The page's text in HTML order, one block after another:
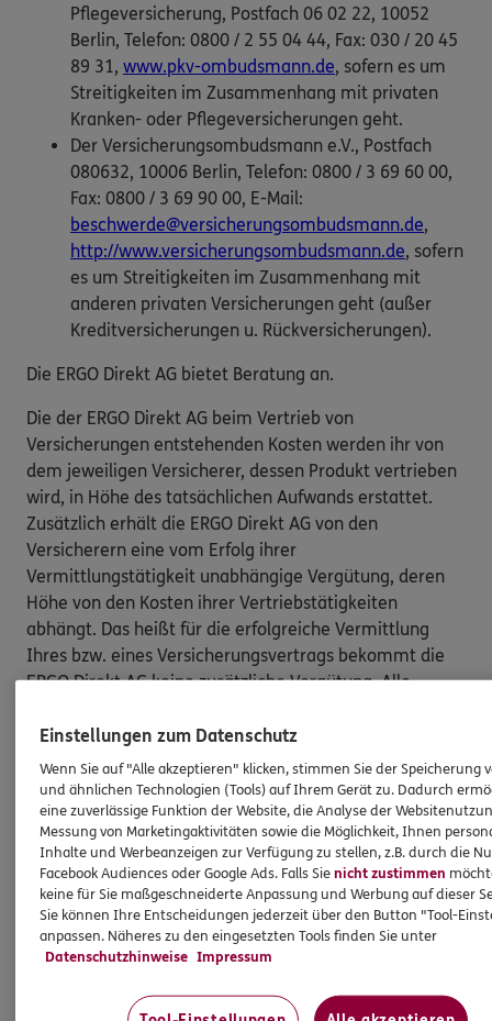
Pflegeversicherung, Postfach 06 02 22, 10052
Berlin, Telefon: 0800 / 2 55 04 44, Fax: 030 / 20 45
89 31, www.pkv-ombudsmann.de, sofern es um
Streitigkeiten im Zusammenhang mit privaten
Kranken- oder Pflegeversicherungen geht.
Der Versicherungsombudsmann e.V., Postfach
080632, 10006 Berlin, Telefon: 0800 / 3 69 60 00,
Fax: 0800 / 3 69 90 00, E-Mail:
beschwerde@versicherungsombudsmann.de,
http://www.versicherungsombudsmann.de, sofern
es um Streitigkeiten im Zusammenhang mit
anderen privaten Versicherungen geht (außer
Kreditversicherungen u. Rückversicherungen).
Die ERGO Direkt AG bietet Beratung an.
Die der ERGO Direkt AG beim Vertrieb von
Versicherungen entstehenden Kosten werden ihr von
dem jeweiligen Versicherer, dessen Produkt vertrieben
wird, in Höhe des tatsächlichen Aufwands erstattet.
Zusätzlich erhält die ERGO Direkt AG von den
Versicherern eine vom Erfolg ihrer
Vermittlungstätigkeit unabhängige Vergütung, deren
Höhe von den Kosten ihrer Vertriebstätigkeiten
abhängt. Das heißt für die erfolgreiche Vermittlung
Ihres bzw. eines Versicherungsvertrags bekommt die
ERGO Direkt AG keine zusätzliche Vergütung. Alle
bereits in der Versicherungsprämie enthalten [und
müssen von Ihnen nicht gesondert gezahlt werden].
Nach oben
HINWEIS
Wichtiges aus dem Vermittlerrecht
Person zu geben. Sowohl Ihr Schutz als Verbraucher
Einstellungen zum Datenschutz
Wenn Sie auf "Alle akzeptieren" klicken, stimmen Sie der Speicherung
und ähnlichen Technologien (Tools) auf Ihrem Gerät zu. Dadurch
eine zuverlässige Funktion der Website, die Analyse der
Messung von Marketingaktivitäten sowie die Möglichkeit, Ihnen
Inhalte und Werbeanzeigen zur Verfügung zu stellen, z.B. durch die
Facebook Audiences oder Google Ads. Falls Sienicht zustimmen
keine für Sie maßgeschneiderte Anpassung und Werbung auf dieser
Sie können Ihre Entscheidungen jederzeit über den Button "Tool-
anpassen. Näheres zu den eingesetzten Tools finden Sie unter
Datenschutzhinweise Impressum